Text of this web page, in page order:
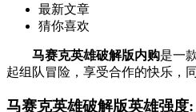
最新文章
猜你喜欢
马赛克英雄破解版内购是一
起组队冒险，享受合作的快乐，
马赛克英雄破解版英雄强度: